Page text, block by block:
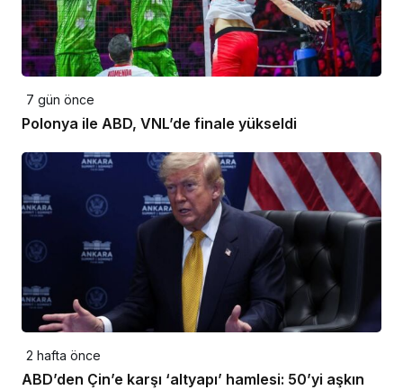
7 gün önce
Polonya ile ABD, VNL’de finale yükseldi
2 hafta önce
ABD’den Çin’e karşı ‘altyapı’ hamlesi: 50’yi aşkın